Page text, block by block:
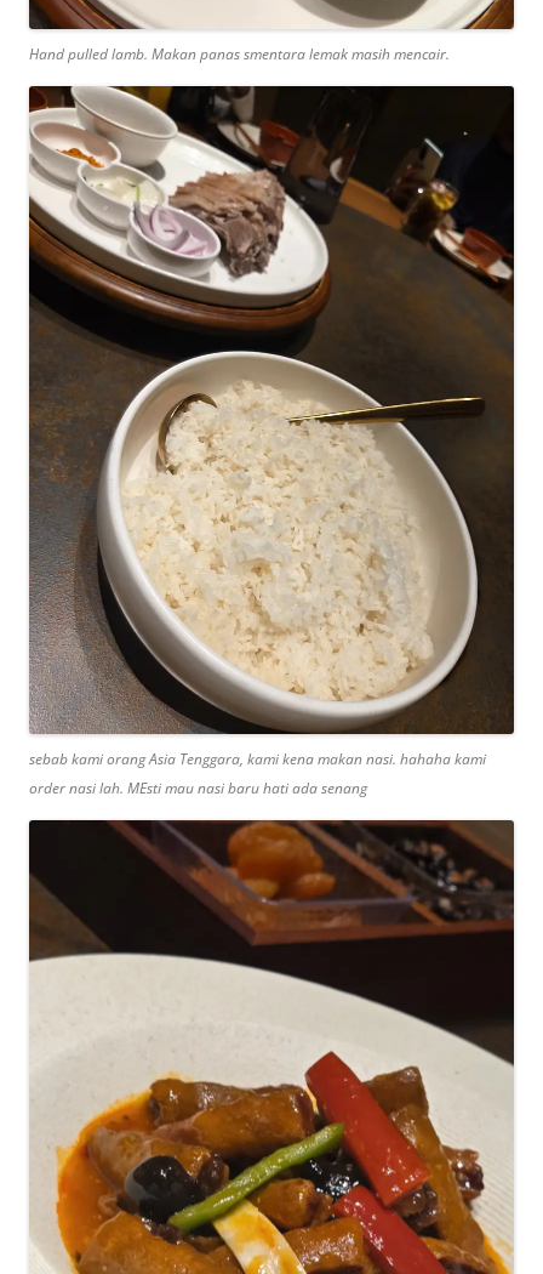
Hand pulled lamb. Makan panas smentara lemak masih mencair.
sebab kami orang Asia Tenggara, kami kena makan nasi. hahaha kami
order nasi lah. MEsti mau nasi baru hati ada senang